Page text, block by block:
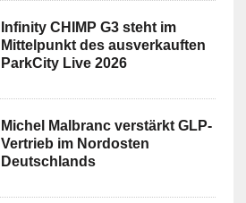
Infinity CHIMP G3 steht im
Mittelpunkt des ausverkauften
ParkCity Live 2026
Michel Malbranc verstärkt GLP-
Vertrieb im Nordosten
Deutschlands